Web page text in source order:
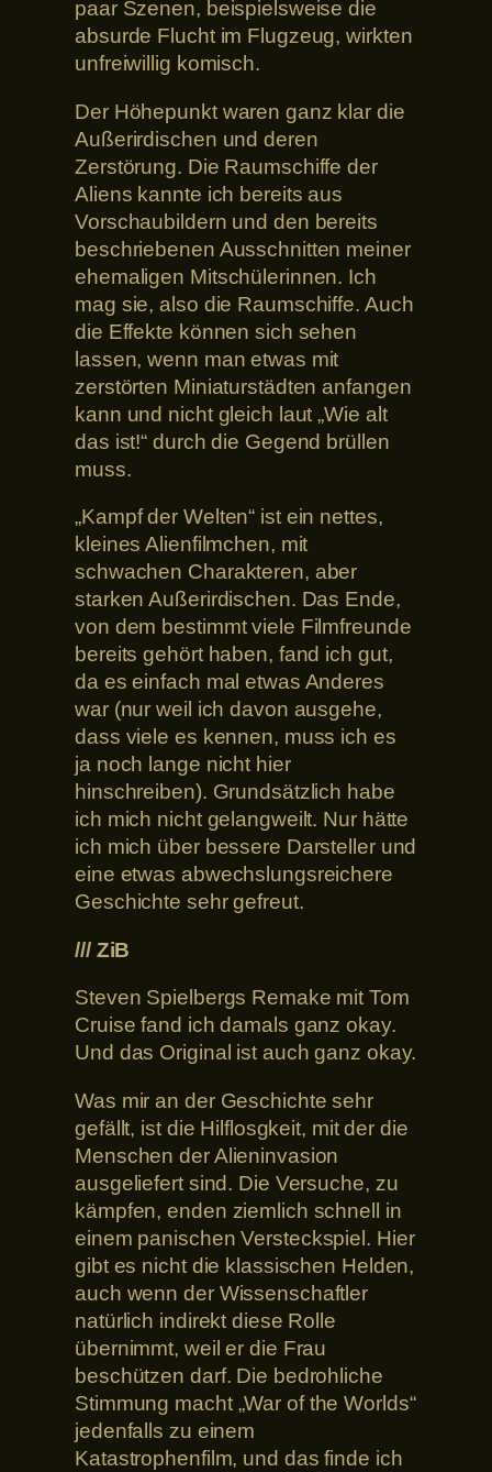
paar Szenen, beispielsweise die
absurde Flucht im Flugzeug, wirkten
unfreiwillig komisch.
Der Höhepunkt waren ganz klar die
Außerirdischen und deren
Zerstörung. Die Raumschiffe der
Aliens kannte ich bereits aus
Vorschaubildern und den bereits
beschriebenen Ausschnitten meiner
ehemaligen Mitschülerinnen. Ich
mag sie, also die Raumschiffe. Auch
die Effekte können sich sehen
lassen, wenn man etwas mit
zerstörten Miniaturstädten anfangen
kann und nicht gleich laut „Wie alt
das ist!“ durch die Gegend brüllen
muss.
„Kampf der Welten“ ist ein nettes,
kleines Alienfilmchen, mit
schwachen Charakteren, aber
starken Außerirdischen. Das Ende,
von dem bestimmt viele Filmfreunde
bereits gehört haben, fand ich gut,
da es einfach mal etwas Anderes
war (nur weil ich davon ausgehe,
dass viele es kennen, muss ich es
ja noch lange nicht hier
hinschreiben). Grundsätzlich habe
ich mich nicht gelangweilt. Nur hätte
ich mich über bessere Darsteller und
eine etwas abwechslungsreichere
Geschichte sehr gefreut.
/// ZiB
Steven Spielbergs Remake mit Tom
Cruise fand ich damals ganz okay.
Und das Original ist auch ganz okay.
Was mir an der Geschichte sehr
gefällt, ist die Hilflosgkeit, mit der die
Menschen der Alieninvasion
ausgeliefert sind. Die Versuche, zu
kämpfen, enden ziemlich schnell in
einem panischen Versteckspiel. Hier
gibt es nicht die klassischen Helden,
auch wenn der Wissenschaftler
natürlich indirekt diese Rolle
übernimmt, weil er die Frau
beschützen darf. Die bedrohliche
Stimmung macht „War of the Worlds“
jedenfalls zu einem
Katastrophenfilm, und das finde ich